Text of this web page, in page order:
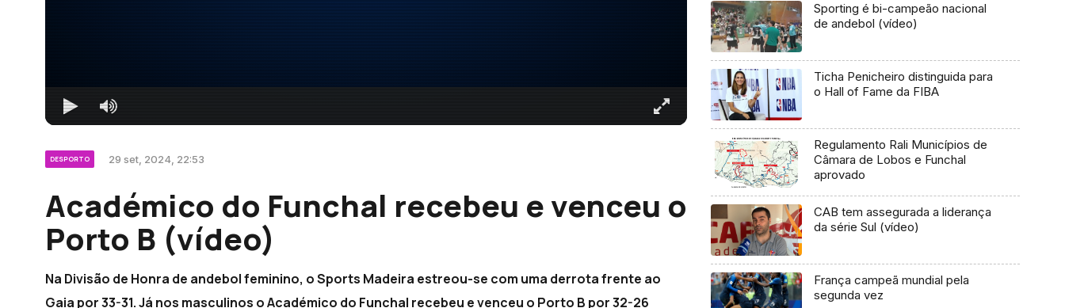
DESPORTO 29 set, 2024, 22:53
Académico do Funchal recebeu e venceu o
Porto B (vídeo)
Na Divisão de Honra de andebol feminino, o Sports Madeira estreou-se com uma derrota frente ao
Gaia por 33-31. Já nos masculinos o Académico do Funchal recebeu e venceu o Porto B por 32-26
Sporting é bi-campeão nacional
de andebol (vídeo)
Ticha Penicheiro distinguida para
o Hall of Fame da FIBA
Regulamento Rali Municípios de
Câmara de Lobos e Funchal
aprovado
CAB tem assegurada a liderança
da série Sul (vídeo)
França campeã mundial pela
segunda vez